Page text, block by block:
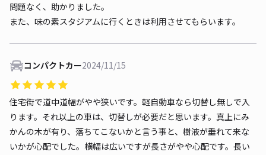
問題なく、助かりました。
また、味の素スタジアムに行くときは利用させてもらいます。
コンパクトカー2024/11/15
住宅街で道中道幅がやや狭いです。軽自動車なら切替し無しで入
ります。それ以上の車は、切替しが必要だと思います。真上にみ
かんの木が有り、落ちてこないかと言う事と、樹液が垂れて来な
いかが心配でした。横幅は広いですが長さがやや心配です。長い